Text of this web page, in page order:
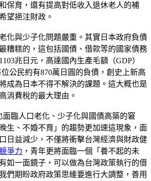
保育，還有提高對低收入退休老人的補
望挹注財政。
化與少子化問題嚴重。其實日本政府負債
糟糕的，這包括國債、借款等的國家債務
兆日元，高達國內生產毛額（GDP）
公民約有870萬日圓的負債，創史上新高
成為日本不得不解決的課題。這大概也是
消費稅的最大理由。
面臨人口老化、少子化與國債高築的窘
生、不婚不育」的趨勢更加速這現象，面
日益減少，不僅將衝擊台灣經濟與財政健
競爭力 ，青年更將面臨一個「養不起的未
如一面鏡子，可以做為台灣政策執行的借
們期盼政府政策思維要進行大調整，善用